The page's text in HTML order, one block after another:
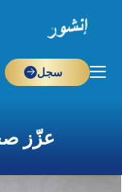
سجل
عزّز